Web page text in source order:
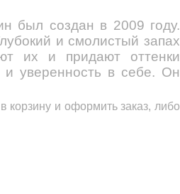
был создан в 2009 году.
и смолистый запах
их и придают оттенки
уверенность в себе. Он
корзину и оформить заказ, либо